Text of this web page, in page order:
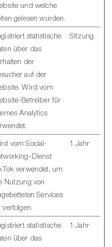
und welche
gelesen wurden.
statistische
über das
der
auf der
Wird vom
Betreiber für
Analytics
Sitzung
vom Social-
Dienst
verwendet, um
Nutzung von
Services
verfolgen.
1 Jahr
statistische
über das
1 Jahr